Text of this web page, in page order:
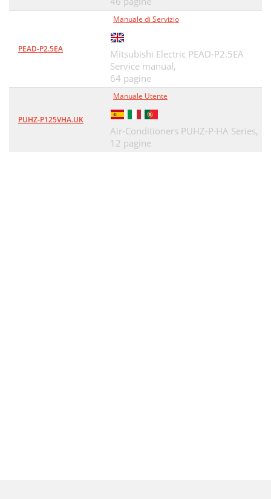
PEAD-P2.5EA
Manuale di Servizio
Mitsubishi Electric PEAD-P2.5EA
Service manual,
64 pagine
PUHZ-P125VHA.UK
Manuale Utente
Air-Conditioners PUHZ-P·HA Series,
12 pagine